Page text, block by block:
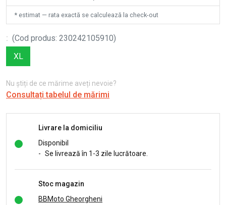
* estimat — rata exactă se calculează la check-out
: (Cod produs: 230242105910)
XL
Nu știți de ce mărime aveți nevoie?
Consultați tabelul de mărimi
Livrare la domiciliu
Disponibil
- Se livrează în 1-3 zile lucrătoare.
Stoc magazin
BBMoto Gheorgheni